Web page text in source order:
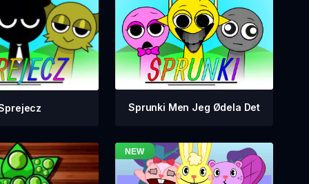
Sprunki Men Jeg Ødela Det